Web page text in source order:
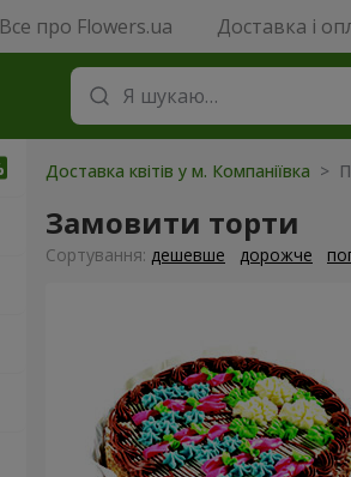
Все про Flowers.ua Доставка і
Доставка квітів у м. Компаніївка >
Замовити торти
Сортування: дешевше дорожче